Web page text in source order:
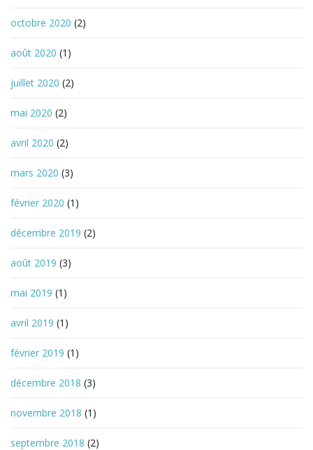
octobre 2020 (2)
août 2020 (1)
juillet 2020 (2)
mai 2020 (2)
avril 2020 (2)
mars 2020 (3)
février 2020 (1)
décembre 2019 (2)
août 2019 (3)
mai 2019 (1)
avril 2019 (1)
février 2019 (1)
décembre 2018 (3)
novembre 2018 (1)
septembre 2018 (2)